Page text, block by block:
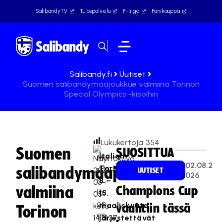
SalibandyTV Tulospalvelu F-liiga Fanikauppa
Salibandy.fi
Uutiset
Suomen salibandymaajoukkue valmiina Torinon
Special Olympics -kisoihin
Suomen
salibandymaajoukkue
valmiina
Torinon
Ma
rkk
u
Hu
op
on
Lukukertoja: 354
Italian
Torinossa
8.–
15.
maaliskuuta
järjestettävät
SUOSITTUA
UUTISET
02.08.2
026
Champions Cup
vauhtiin tässä